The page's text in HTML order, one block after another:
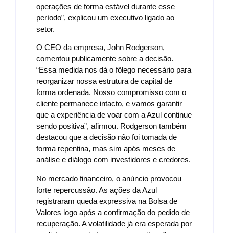
operações de forma estável durante esse
período”, explicou um executivo ligado ao
setor.
O CEO da empresa, John Rodgerson,
comentou publicamente sobre a decisão.
“Essa medida nos dá o fôlego necessário para
reorganizar nossa estrutura de capital de
forma ordenada. Nosso compromisso com o
cliente permanece intacto, e vamos garantir
que a experiência de voar com a Azul continue
sendo positiva”, afirmou. Rodgerson também
destacou que a decisão não foi tomada de
forma repentina, mas sim após meses de
análise e diálogo com investidores e credores.
No mercado financeiro, o anúncio provocou
forte repercussão. As ações da Azul
registraram queda expressiva na Bolsa de
Valores logo após a confirmação do pedido de
recuperação. A volatilidade já era esperada por